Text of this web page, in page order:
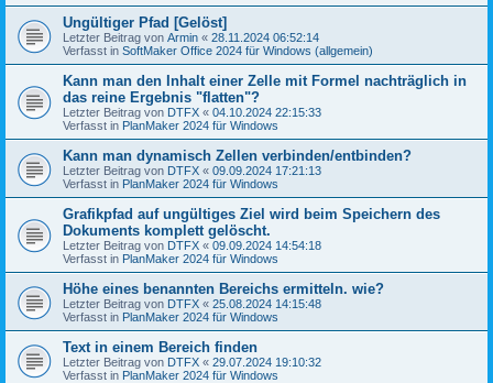
Ungültiger Pfad [Gelöst]
Letzter Beitrag von Armin « 28.11.2024 06:52:14
Verfasst in SoftMaker Office 2024 für Windows (allgemein)
Kann man den Inhalt einer Zelle mit Formel nachträglich in
das reine Ergebnis "flatten"?
Letzter Beitrag von DTFX « 04.10.2024 22:15:33
Verfasst in PlanMaker 2024 für Windows
Kann man dynamisch Zellen verbinden/entbinden?
Letzter Beitrag von DTFX « 09.09.2024 17:21:13
Verfasst in PlanMaker 2024 für Windows
Grafikpfad auf ungültiges Ziel wird beim Speichern des
Dokuments komplett gelöscht.
Letzter Beitrag von DTFX « 09.09.2024 14:54:18
Verfasst in PlanMaker 2024 für Windows
Höhe eines benannten Bereichs ermitteln. wie?
Letzter Beitrag von DTFX « 25.08.2024 14:15:48
Verfasst in PlanMaker 2024 für Windows
Text in einem Bereich finden
Letzter Beitrag von DTFX « 29.07.2024 19:10:32
Verfasst in PlanMaker 2024 für Windows